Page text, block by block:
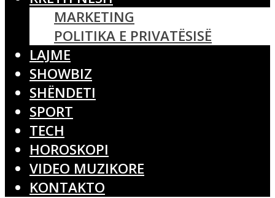
MARKETING
POLITIKA E PRIVATËSISË
LAJME
SHOWBIZ
SHËNDETI
SPORT
TECH
HOROSKOPI
VIDEO MUZIKORE
KONTAKTO